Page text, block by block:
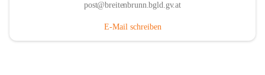
post@breitenbrunn.bgld.gv.at
E-Mail schreiben